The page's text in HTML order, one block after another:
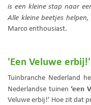
is een kleine stap naar
Alle kleine beetjes
Marco enthousiast.
'Een Veluwe erbij!'
Tuinbranche Nederland
Nederlandse tuinen ‘een
Veluwe erbij!’ Hoe zit dat